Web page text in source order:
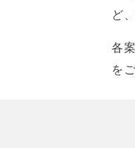
ど
各
を